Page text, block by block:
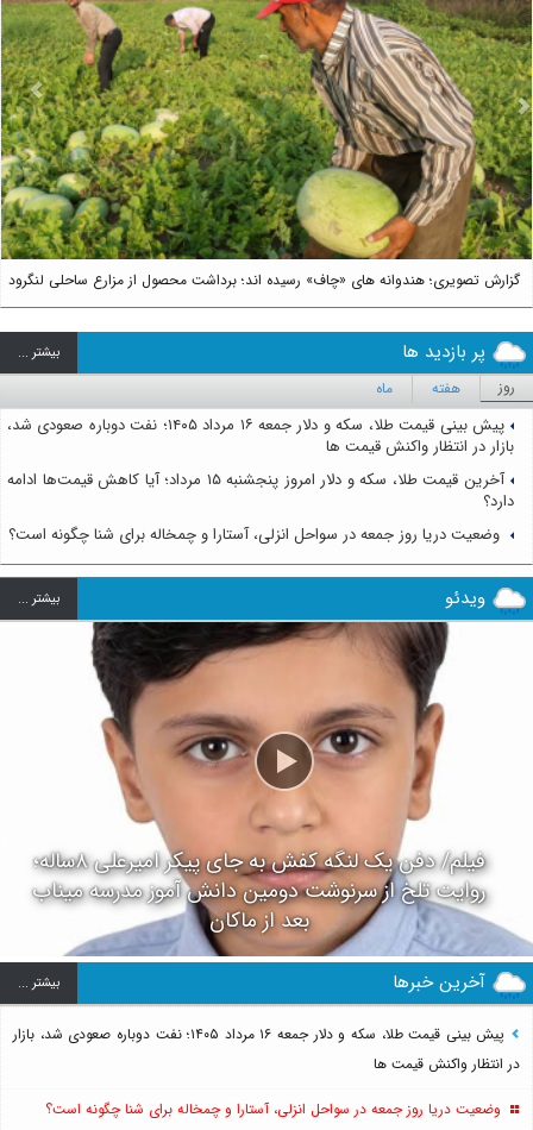
گزارش تصویری؛ هندوانه های «چاف» رسیده اند؛ برداشت محصول از مزارع ساحلی لنگرود
Next
پر بازدید ها بيشتر ...
روز هفته ماه
پیش بینی قیمت طلا، سکه و دلار جمعه ۱۶ مرداد ۱۴۰۵؛ نفت دوباره صعودی شد،
بازار در انتظار واکنش قیمت ها
آخرین قیمت طلا، سکه و دلار امروز پنجشنبه ۱۵ مرداد؛ آیا کاهش قیمت‌ها ادامه
دارد؟
وضعیت دریا روز جمعه در سواحل انزلی، آستارا و چمخاله برای شنا چگونه است؟
ویدئو بيشتر ...
فیلم/ دفن یک لنگه کفش به جای پیکر امیرعلی ۸ساله؛
روایت تلخ از سرنوشت دومین دانش آموز مدرسه میناب
بعد از ماکان
آخرین خبرها بيشتر ...
پیش بینی قیمت طلا، سکه و دلار جمعه ۱۶ مرداد ۱۴۰۵؛ نفت دوباره صعودی شد، بازار
در انتظار واکنش قیمت ها
وضعیت دریا روز جمعه در سواحل انزلی، آستارا و چمخاله برای شنا چگونه است؟